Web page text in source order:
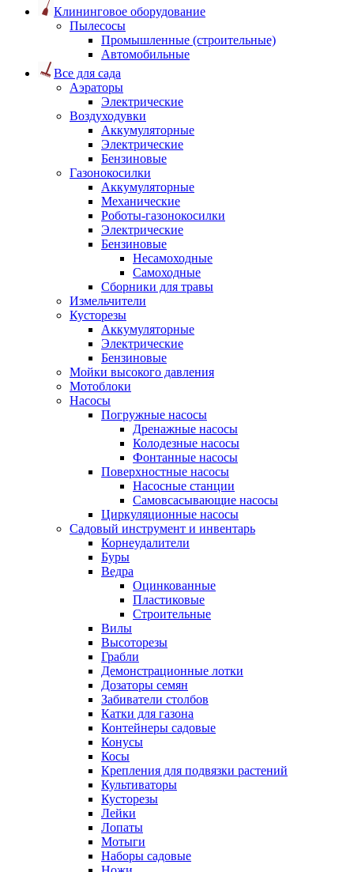
Клининговое оборудование
Пылесосы
Промышленные (строительные)
Автомобильные
Все для сада
Аэраторы
Электрические
Воздуходувки
Аккумуляторные
Электрические
Бензиновые
Газонокосилки
Аккумуляторные
Механические
Роботы-газонокосилки
Электрические
Бензиновые
Несамоходные
Самоходные
Сборники для травы
Измельчители
Кусторезы
Аккумуляторные
Электрические
Бензиновые
Мойки высокого давления
Мотоблоки
Насосы
Погружные насосы
Дренажные насосы
Колодезные насосы
Фонтанные насосы
Поверхностные насосы
Насосные станции
Самовсасывающие насосы
Циркуляционные насосы
Садовый инструмент и инвентарь
Корнеудалители
Буры
Ведра
Оцинкованные
Пластиковые
Строительные
Вилы
Высоторезы
Грабли
Демонстрационные лотки
Дозаторы семян
Забиватели столбов
Катки для газона
Контейнеры садовые
Конусы
Косы
Крепления для подвязки растений
Культиваторы
Кусторезы
Лейки
Лопаты
Мотыги
Наборы садовые